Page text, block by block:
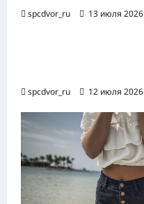
spcdvor_ru 13 июля 2026
spcdvor_ru 12 июля 2026